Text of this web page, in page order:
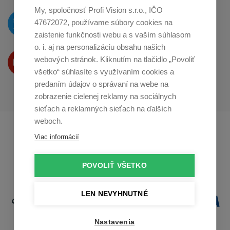
My, spoločnosť Profi Vision s.r.o., IČO
47672072, používame súbory cookies na
zaistenie funkčnosti webu a s vaším súhlasom
o. i. aj na personalizáciu obsahu našich
webových stránok. Kliknutím na tlačidlo „Povoliť
všetko“ súhlasíte s využívaním cookies a
predaním údajov o správaní na webe na
zobrazenie cielenej reklamy na sociálnych
sieťach a reklamných sieťach na ďalších
weboch.
Viac informácií
POVOLIŤ VŠETKO
LEN NEVYHNUTNÉ
Nastavenia
O novinkách píšeme
naTwitteri
Produkty Vám predstavujeme
na Youtube
Profikuchař.cz